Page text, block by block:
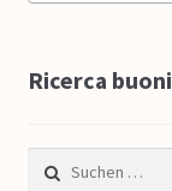
Ricerca buoni
Suche nach: